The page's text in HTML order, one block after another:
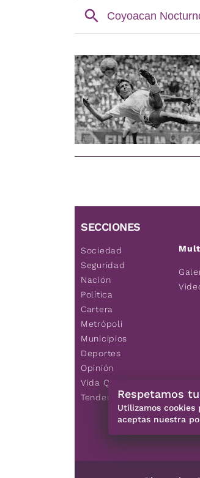
SECCIONES
Sociedad
Seguridad
Nación
Política
Cartera
Metrópoli
Municipios
Deportes
Opinión
Vida Q
TendenciasRespetamos
Utilizamos
aceptas nuestra